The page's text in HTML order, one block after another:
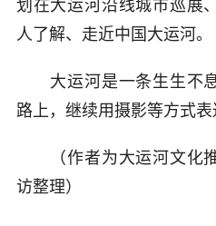
划在大运河沿线城市巡展
人了解、走近中国大运河。
大运河是一条生生不息
路上，继续用摄影等方式表
（作者为大运河文化推
访整理）